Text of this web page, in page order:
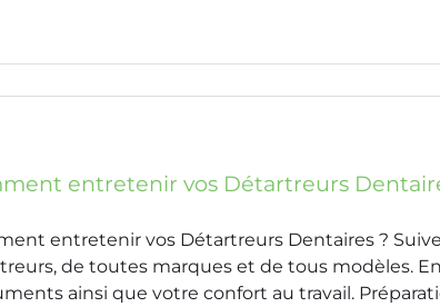
entretenir vos Détartreurs
entretenir vos Détartreurs Dentaires ?
de toutes marques et de tous modèles.
ainsi que votre confort au travail.